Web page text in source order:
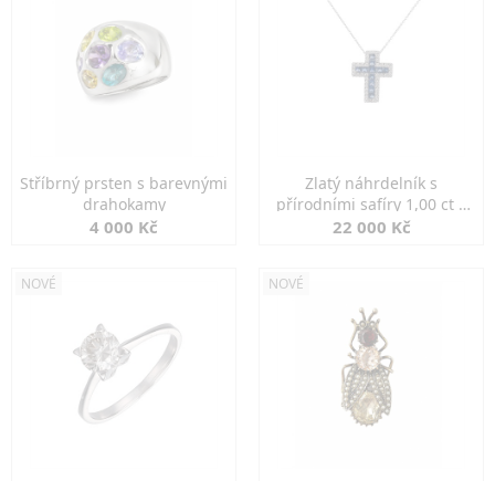
Stříbrný prsten s barevnými
drahokamy
4 000 Kč
Zlatý náhrdelník s
přírodními safíry 1,00 ct a
diamanty
22 000 Kč
NOVÉ NOVÉ